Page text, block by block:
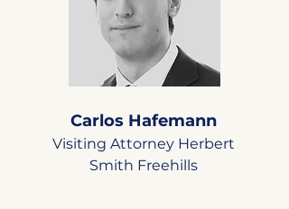
Carlos Hafemann
Visiting Attorney Herbert
Smith Freehills